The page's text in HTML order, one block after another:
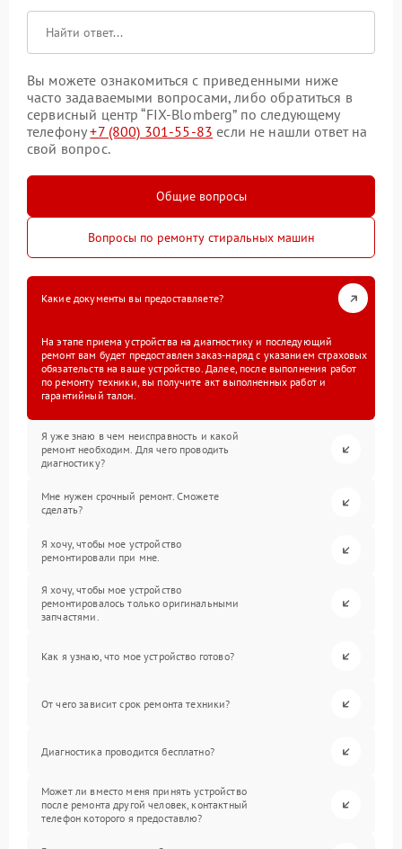
Вы можете ознакомиться с приведенными ниже
часто задаваемыми вопросами, либо обратиться в
сервисный центр “FIX-Blomberg” по следующему
телефону+7 (800) 301-55-83 если не нашли ответ на
свой вопрос.
Общие вопросы
Вопросы по ремонту стиральных машин
Какие документы вы предоставляете?
На этапе приема устройства на диагностику и последующий
ремонт вам будет предоставлен заказ-наряд с указанием страховых
обязательств на ваше устройство. Далее, после выполнения работ
по ремонту техники, вы получите акт выполненных работ и
гарантийный талон.
Я уже знаю в чем неисправность и какой
ремонт необходим. Для чего проводить
диагностику?
Мне нужен срочный ремонт. Сможете
сделать?
Я хочу, чтобы мое устройство
ремонтировали при мне.
Я хочу, чтобы мое устройство
ремонтировалось только оригинальными
запчастями.
Как я узнаю, что мое устройство готово?
От чего зависит срок ремонта техники?
Диагностика проводится бесплатно?
Может ли вместо меня принять устройство
после ремонта другой человек, контактный
телефон которого я предоставлю?